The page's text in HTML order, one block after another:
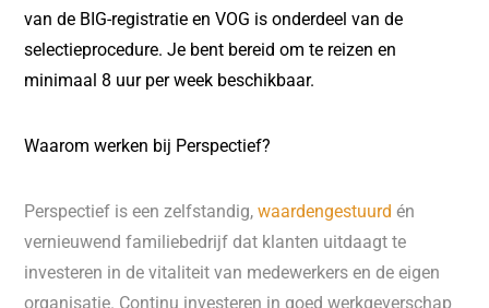
van de BIG-registratie en VOG is onderdeel van de
selectieprocedure. Je bent bereid om te reizen en
minimaal 8 uur per week beschikbaar.
Waarom werken bij Perspectief?
Perspectief is een zelfstandig,waardengestuurdén
vernieuwend familiebedrijf dat klanten uitdaagt te
investeren in de vitaliteit van medewerkers en de eigen
organisatie. Continu investeren in goed werkgeverschap